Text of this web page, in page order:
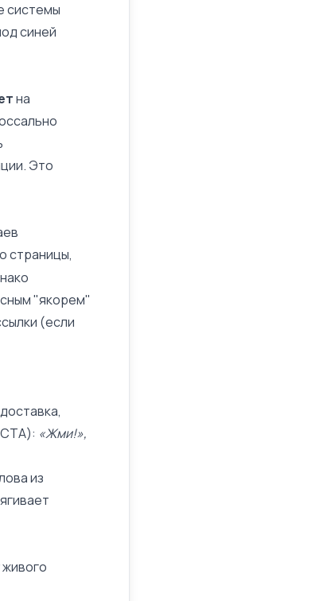
системы
синей
на
Это
страницы,
"якорем"
(если
«Жми!»,
из